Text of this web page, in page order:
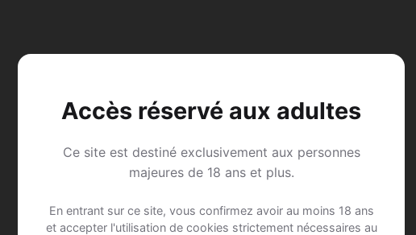
Accès réservé aux adultes
Ce site est destiné exclusivement aux personnes
majeures de 18 ans et plus.
En entrant sur ce site, vous confirmez avoir au moins 18 ans
et accepter l'utilisation de cookies strictement nécessaires au